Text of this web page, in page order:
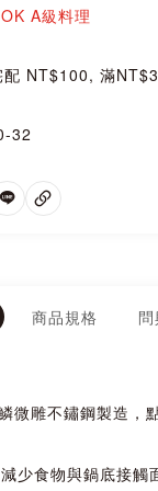
A級料理
配 NT$100, 滿
32
商品規格
微雕不鏽鋼製造，
少食物與鍋底接觸